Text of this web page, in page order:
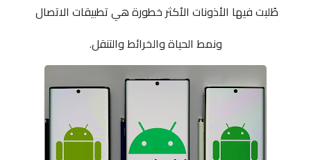
طُلبت فيها الأذونات الأكثر خطورة هي تطبيقات الاتصال
ونمط الحياة والخرائط والتنقل.